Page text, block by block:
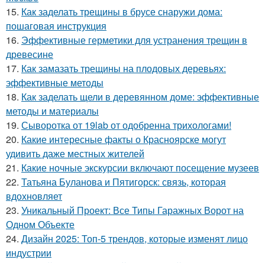
15. Как заделать трещины в брусе снаружи дома:
пошаговая инструкция
16. Эффективные герметики для устранения трещин в
древесине
17. Как замазать трещины на плодовых деревьях:
эффективные методы
18. Как заделать щели в деревянном доме: эффективные
методы и материалы
19. Сыворотка от 19lab от одобренна трихологами!
20. Какие интересные факты о Красноярске могут
удивить даже местных жителей
21. Какие ночные экскурсии включают посещение музеев
22. Татьяна Буланова и Пятигорск: связь, которая
вдохновляет
23. Уникальный Проект: Все Типы Гаражных Ворот на
Одном Объекте
24. Дизайн 2025: Топ-5 трендов, которые изменят лицо
индустрии